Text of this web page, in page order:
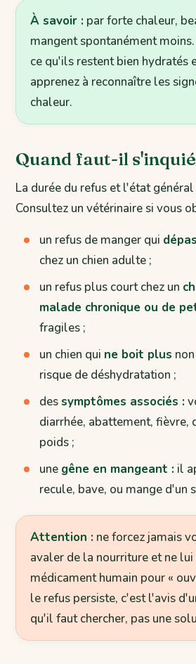
À savoir : par forte chaleur,
mangent spontanément
ce qu'ils restent bien hydratés
apprenez à reconnaître les
chaleur.
Quand faut-il
La durée du refus et l'état
Consultez un vétérinaire si vous
un refus de manger qui
chez un chien adulte ;
un refus plus court chez un
malade chronique ou de
fragiles ;
un chien qui ne boit plus
risque de déshydratation ;
dessymptômes associés :
diarrhée, abattement, fièvre,
poids ;
une gêne en mangeant : il
recule, bave, ou mange d'un
Attention : ne forcez jamais
avaler de la nourriture et ne lui
médicament humain pour «
le refus persiste, c'est l'avis
qu'il faut chercher, pas une